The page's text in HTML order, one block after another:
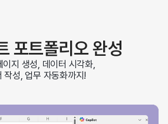
포트폴리오 완성
이지 생성, 데이터 시각화,
작성, 업무 자동화까지!